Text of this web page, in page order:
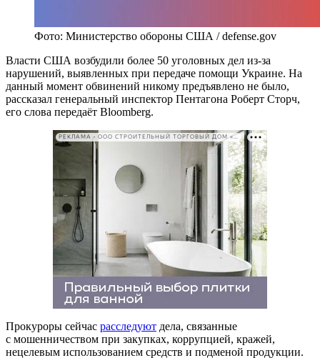
Фото: Министерство обороны США / defense.gov
Власти США возбудили более 50 уголовных дел из-за
нарушений, выявленных при передаче помощи Украине. На
данный момент обвинений никому предъявлено не было,
рассказал генеральный инспектор Пентагона Роберт Сторч,
его слова передаёт Bloomberg.
РЕКЛАМА • ООО СТРОИТЕЛЬНЫЙ ТОРГОВЫЙ ДОМ «ПЕТРОВИЧ». ИНН: 7802348846
Прокуроры сейчас расследуют дела, связанные
с мошенничеством при закупках, коррупцией, кражей,
нецелевым использованием средств и подменой продукции.